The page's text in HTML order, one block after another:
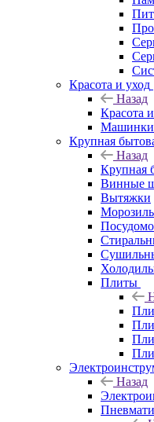
Красота и уход
Назад
Красота
Машинки
Крупная
Назад
Крупная
Винные
Вытяжки
Плиты
Назад